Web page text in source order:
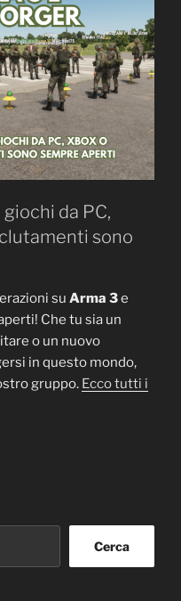
da PC,
sono
su Arma 3e
Che tu sia un
o un nuovo
in questo mondo,
gruppo. Ecco tutti i
Cerca